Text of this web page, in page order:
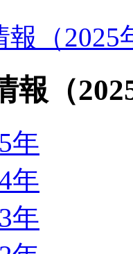
報（2025
報 （
年
年
年